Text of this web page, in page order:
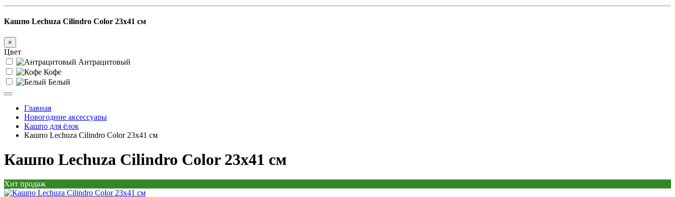
Кашпо Lechuza Cilindro Color 23x41 см
×
Цвет
Антрацитовый
Кофе
Белый
Главная
Новогодние аксессуары
Кашпо для ёлок
Кашпо Lechuza Cilindro Color 23x41 см
Кашпо Lechuza Cilindro Color 23x41 см
Хит продаж